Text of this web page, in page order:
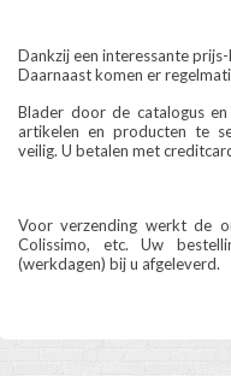
Dankzij een interessante
Daarnaast komen er
Blader door de catalogus
artikelen en producten te
veilig. U betalen met
Voor verzending werkt de
Colissimo, etc. Uw
(werkdagen) bij u afgeleverd.